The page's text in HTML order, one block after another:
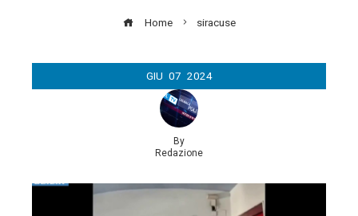
Home siracuse
GIU 07 2024
By
Redazione